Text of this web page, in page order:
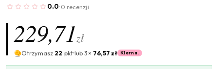
0.0· 0 recenzji
229,71zł
Otrzymasz 22 pktlub 3× 76,57 zł Klarna.